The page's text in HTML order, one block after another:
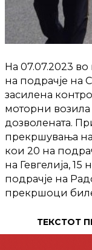
На 07.07.2023
на подрачје на
засилена
моторни
дозволената.
прекршувања
кои 20 на
на Гевгелија,
подрачје на
прекршоци
ТЕКСТОТ